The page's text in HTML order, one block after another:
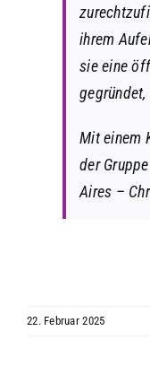
ihrem
sie eine
Mit einem
der Gruppe
Aires –
22. Februar 2025